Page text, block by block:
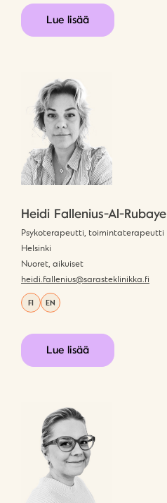
Lue lisää
Heidi Fallenius-Al-Rubaye
Psykoterapeutti, toimintaterapeutti
Helsinki
Nuoret, aikuiset
heidi.fallenius@sarasteklinikka.fi
FI EN
Lue lisää